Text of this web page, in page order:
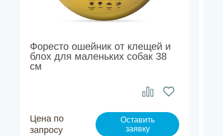
Форесто ошейник от клещей и
блох для маленьких собак 38
см
Цена по
запросу
Оставить
заявку